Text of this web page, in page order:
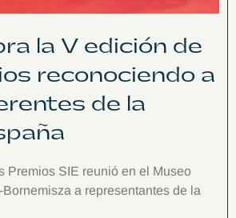
la V edición de
reconociendo a
de la
Premios SIE reunió en el Museo
a representantes de la